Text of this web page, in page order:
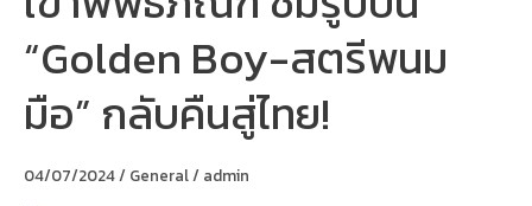
“Golden Boy-สตรีพนม
มือ” กลับคืนสู่ไทย!
04/07/2024/ General/ admin
เด็กๆ
พิพิธภัณฑ์
รูป
ปั้น
“Golden
สตรี